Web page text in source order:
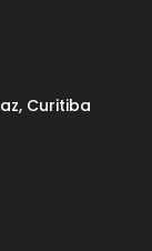
Curitiba